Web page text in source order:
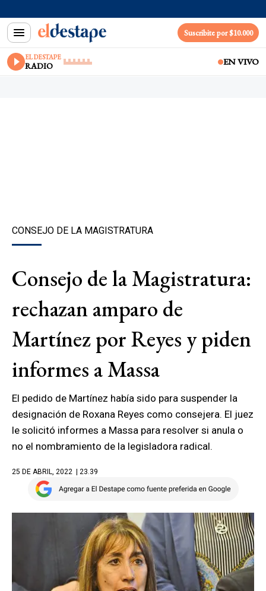
Suscribite por $10.000
EL DESTAPE
RADIO EN VIVO
CONSEJO DE LA MAGISTRATURA
Consejo de la Magistratura:
rechazan amparo de
Martínez por Reyes y piden
informes a Massa
El pedido de Martínez había sido para suspender la
designación de Roxana Reyes como consejera. El juez
le solicitó informes a Massa para resolver si anula o
no el nombramiento de la legisladora radical.
25 DE ABRIL, 2022 | 23.39